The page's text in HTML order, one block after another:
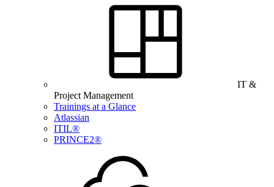
IT &
Project Management
Trainings at a Glance
Atlassian
ITIL®
PRINCE2®